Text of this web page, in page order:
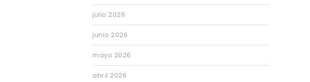
julio 2026
junio 2026
mayo 2026
abril 2026